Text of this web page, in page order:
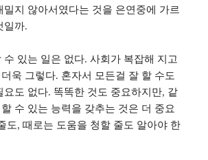
밀지 않아서였다는 것을 은연중에 가르
일까.
수 있는 일은 없다. 사회가 복잡해 지고
욱 그렇다. 혼자서 모든걸 잘 할 수도
요도 없다. 똑똑한 것도 중요하지만, 같
수 있는 능력을 갖추는 것은 더 중요
도, 때로는 도움을 청할 줄도 알아야 한